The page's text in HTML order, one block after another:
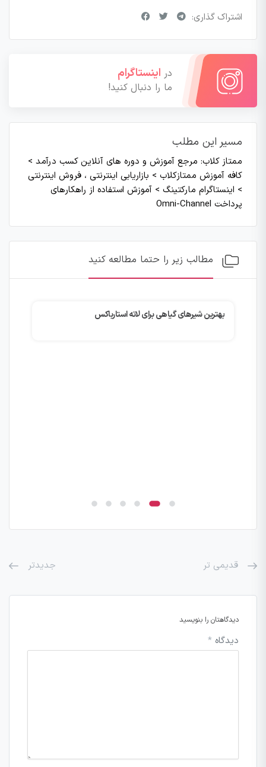
اشتراک گذاری:
در اینستاگرام
ما را دنبال کنید!
مسیر این مطلب
ممتاز کلاب: مرجع آموزش و دوره های آنلاین کسب درآمد >
کافه آموزش ممتازکلاب > بازاریابی اینترنتی ، فروش اینترنتی
> اینستاگرام مارکتینگ > آموزش استفاده از راهکارهای
پرداخت Omni-Channel
مطالب زیر را حتما مطالعه کنید
بهترین شیرهای گیاهی برای لاته استارباکس
قدیمی تر جدیدتر
دیدگاهتان را بنویسید
دیدگاه *